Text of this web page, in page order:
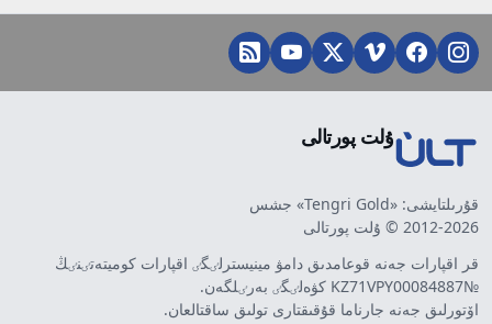
ۇلت پورتالى
قۇرىلتايشى: «Tengri Gold» جشس
2012-2026 © ۇلت پورتالى
قر اقپارات جەنە قوعامدىق دامۋ مينيسترلٸگٸ اقپارات كوميتەتٸنٸڭ
№KZ71VPY00084887 كۋەلٸگٸ بەرٸلگەن.
اۆتورلىق جەنە جارناما قۇقىقتارى تولىق ساقتالعان.